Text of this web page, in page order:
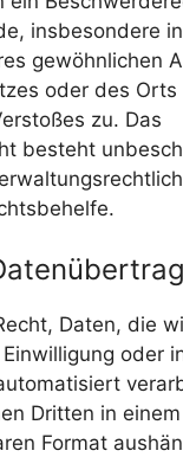
insbesondere
gewöhnlichen
oder des Orts
zu. Das
besteht
Daten, die
oder
Dritten in
Format